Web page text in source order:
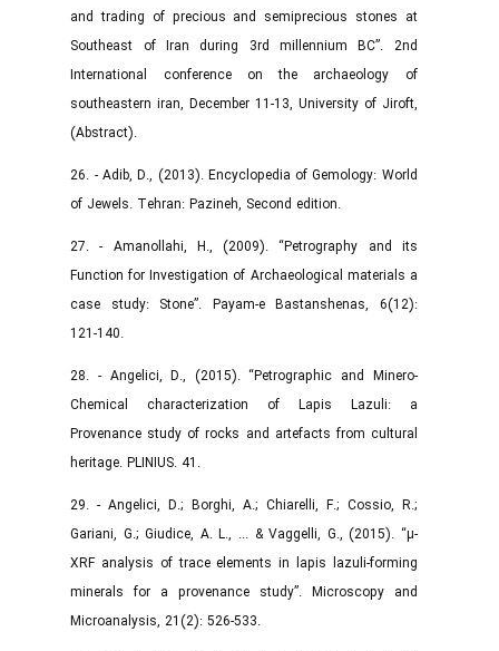
and trading of precious and semiprecious stones at
Southeast of Iran during 3rd millennium BC”. 2nd
International conference on the archaeology of
southeastern iran, December 11-13, University of Jiroft,
(Abstract).
26. - Adib, D., (2013). Encyclopedia of Gemology: World
of Jewels. Tehran: Pazineh, Second edition.
27. - Amanollahi, H., (2009). “Petrography and its
Function for Investigation of Archaeological materials a
case study: Stone”. Payam-e Bastanshenas, 6(12):
121-140.
28. - Angelici, D., (2015). “Petrographic and Minero-
Chemical characterization of Lapis Lazuli: a
Provenance study of rocks and artefacts from cultural
heritage. PLINIUS. 41.
29. - Angelici, D.; Borghi, A.; Chiarelli, F.; Cossio, R.;
Gariani, G.; Giudice, A. L., ... & Vaggelli, G., (2015). “µ-
XRF analysis of trace elements in lapis lazuli-forming
minerals for a provenance study”. Microscopy and
Microanalysis, 21(2): 526-533.‌